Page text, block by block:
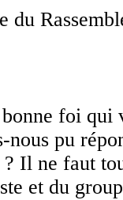
du
foi qui
pu
Il ne faut
et du